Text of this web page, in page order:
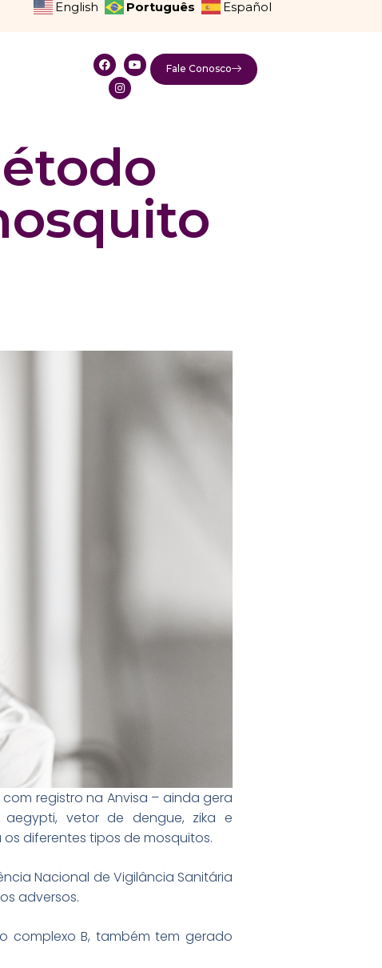
English Português Español
Fale Conosco
registro na Anvisa – ainda gera
vetor de dengue, zika e
diferentes tipos de mosquitos.
Nacional de Vigilância Sanitária
adversos.
complexo B, também tem gerado